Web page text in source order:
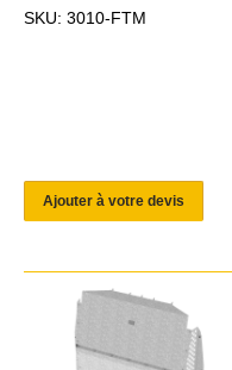
SKU: 3010-FTM
Ajouter à votre devis